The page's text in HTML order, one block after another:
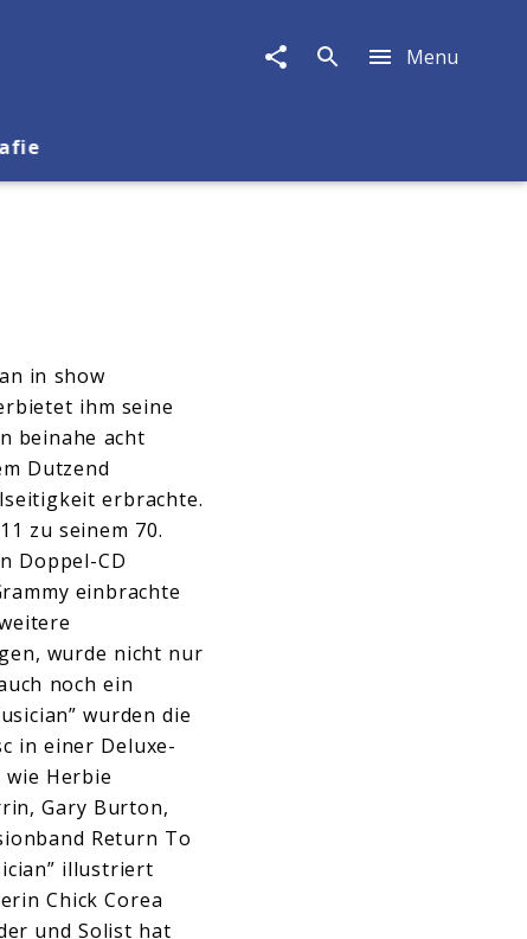
Menu
in show
ihm seine
beinahe acht
Dutzend
erbrachte.
zu seinem 70.
Doppel-CD
einbrachte
wurde nicht nur
noch ein
wurden die
in einer Deluxe-
Herbie
Gary Burton,
Return To
illustriert
Chick Corea
und Solist hat